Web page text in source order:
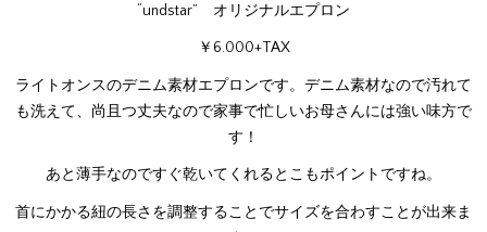
“undstar” オリジナルエプロン
￥6.000+TAX
ライトオンスのデニム素材エプロンです。デニム素材なので汚れて
も洗えて、尚且つ丈夫なので家事で忙しいお母さんには強い味方で
す！
あと薄手なのですぐ乾いてくれるとこもポイントですね。
首にかかる紐の長さを調整することでサイズを合わすことが出来ま